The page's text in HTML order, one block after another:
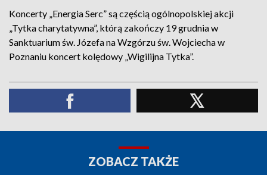
Koncerty „Energia Serc” są częścią ogólnopolskiej akcji
„Tytka charytatywna”, którą zakończy 19 grudnia w
Sanktuarium św. Józefa na Wzgórzu św. Wojciecha w
Poznaniu koncert kolędowy „Wigilijna Tytka”.
ZOBACZ TAKŻE